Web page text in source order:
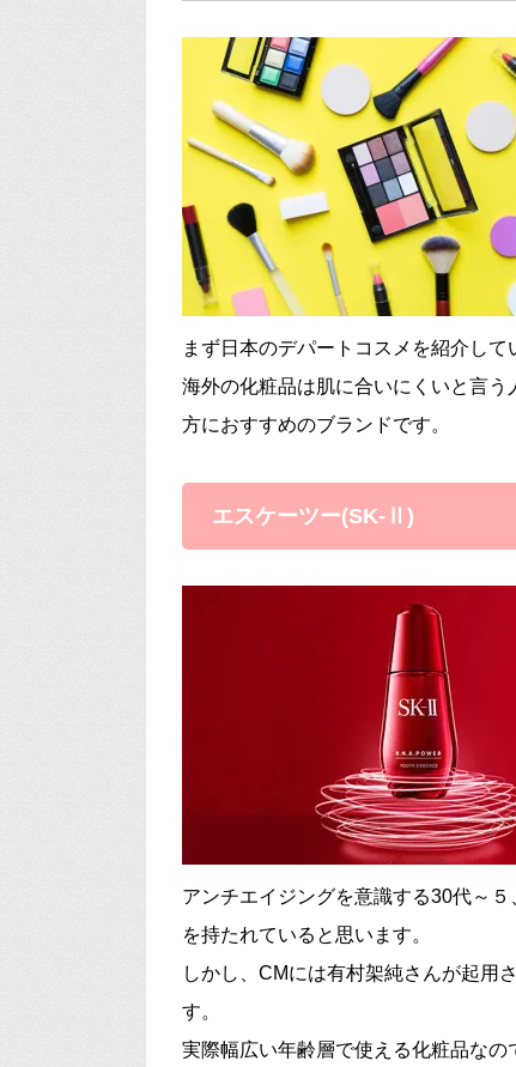
まず日本のデパートコスメを紹介して
海外の化粧品は肌に合いにくいと言
方におすすめのブランドです。
エスケーツー(SK-Ⅱ)
アンチエイジングを意識する30代～
を持たれていると思います。
しかし、CMには有村架純さんが起用
す。
実際幅広い年齢層で使える化粧品なの